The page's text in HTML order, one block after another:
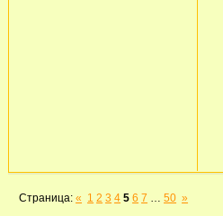
Страница:« 1 2 3 4 5 6 7 50 »